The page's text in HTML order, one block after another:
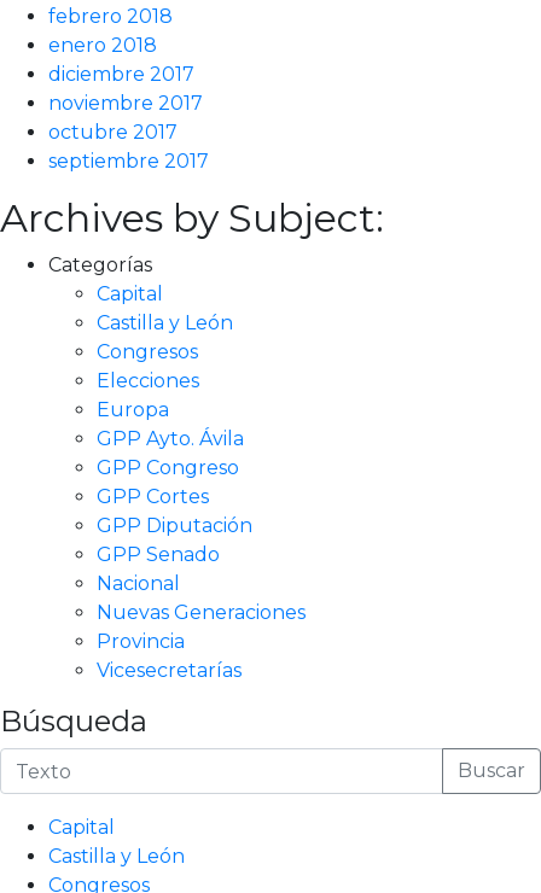
febrero 2018
enero 2018
diciembre 2017
noviembre 2017
octubre 2017
septiembre 2017
Archives by Subject:
Categorías
Capital
Castilla y León
Congresos
Elecciones
Europa
GPP Ayto. Ávila
GPP Congreso
GPP Cortes
GPP Diputación
GPP Senado
Nacional
Nuevas Generaciones
Provincia
Vicesecretarías
Búsqueda
Buscar
Capital
Castilla y León
Congresos